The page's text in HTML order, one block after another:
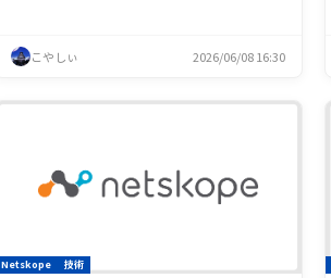
こやしぃ 2026/06/08 16:30
Netskope 技術